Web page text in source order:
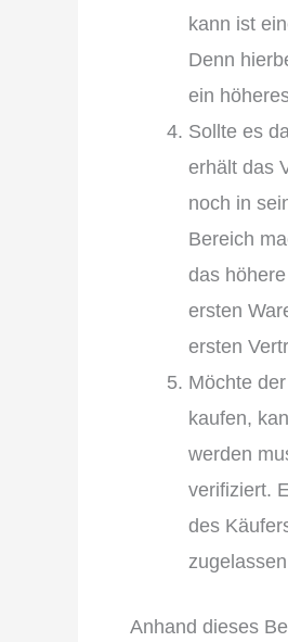
kann ist
Denn
ein
Sollte es
erhält das
noch in
Bereich
das
ersten
ersten
Möchte
kaufen,
werden
verifiziert.
des
Anhand dieses